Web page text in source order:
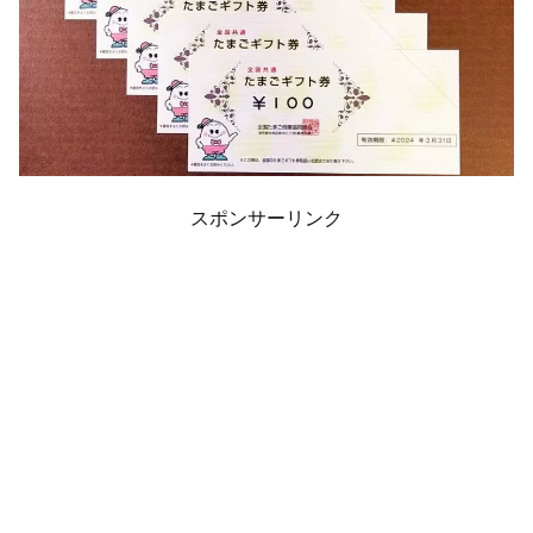
スポンサーリンク